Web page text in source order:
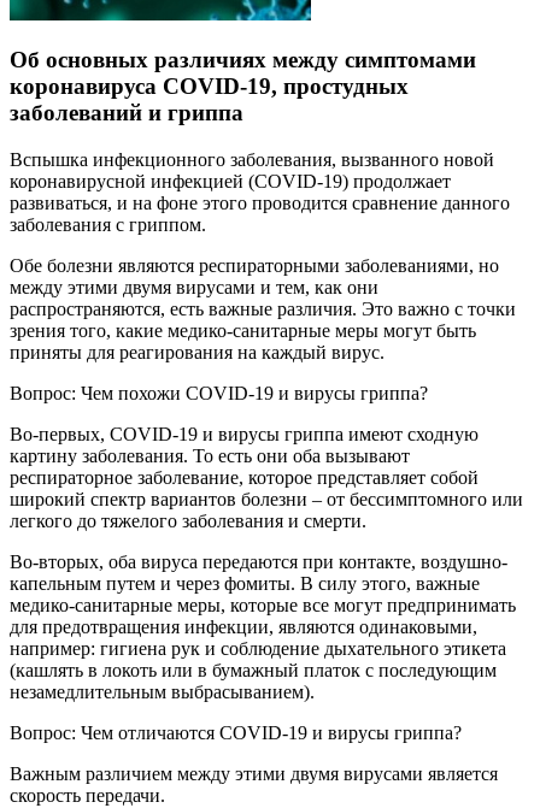
Об основных различиях между симптомами
коронавируса COVID-19, простудных
заболеваний и гриппа
Вспышка инфекционного заболевания, вызванного новой
коронавирусной инфекцией (COVID-19) продолжает
развиваться, и на фоне этого проводится сравнение данного
заболевания с гриппом.
Обе болезни являются респираторными заболеваниями, но
между этими двумя вирусами и тем, как они
распространяются, есть важные различия. Это важно с точки
зрения того, какие медико-санитарные меры могут быть
приняты для реагирования на каждый вирус.
Вопрос: Чем похожи COVID-19 и вирусы гриппа?
Во-первых, COVID-19 и вирусы гриппа имеют сходную
картину заболевания. То есть они оба вызывают
респираторное заболевание, которое представляет собой
широкий спектр вариантов болезни – от бессимптомного или
легкого до тяжелого заболевания и смерти.
Во-вторых, оба вируса передаются при контакте, воздушно-
капельным путем и через фомиты. В силу этого, важные
медико-санитарные меры, которые все могут предпринимать
для предотвращения инфекции, являются одинаковыми,
например: гигиена рук и соблюдение дыхательного этикета
(кашлять в локоть или в бумажный платок с последующим
незамедлительным выбрасыванием).
Вопрос: Чем отличаются COVID-19 и вирусы гриппа?
Важным различием между этими двумя вирусами является
скорость передачи.